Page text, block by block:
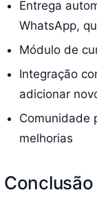
Entrega
WhatsApp,
Módulo de
Integração
adicionar
Comunidade
melhorias
Conclusão